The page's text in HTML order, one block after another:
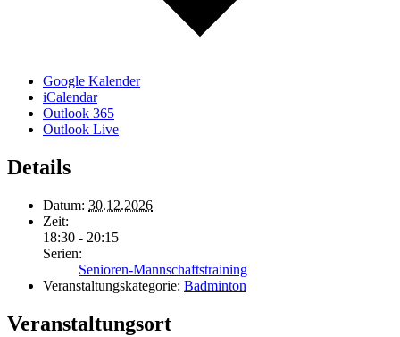
Google Kalender
iCalendar
Outlook 365
Outlook Live
Details
Datum: 30.12.2026
Zeit:
18:30 - 20:15
Serien:
Senioren-Mannschaftstraining
Veranstaltungskategorie: Badminton
Veranstaltungsort